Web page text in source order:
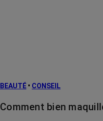
BEAUTÉ • CONSEIL
Comment bien